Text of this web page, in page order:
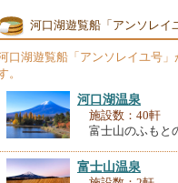
ヴィラ アンソ
Ｍｔ．Ｆｕｊ
河口湖遊覧船「アンソレイ
口湖遊覧船「アンソレイユ号」
。
河口湖温泉
施設数：40軒
富士山のふもと
富士山温泉